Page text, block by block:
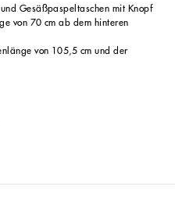
Gesäßpaspeltaschen mit Knopf
von 70 cm ab dem hinteren
von 105,5 cm und der